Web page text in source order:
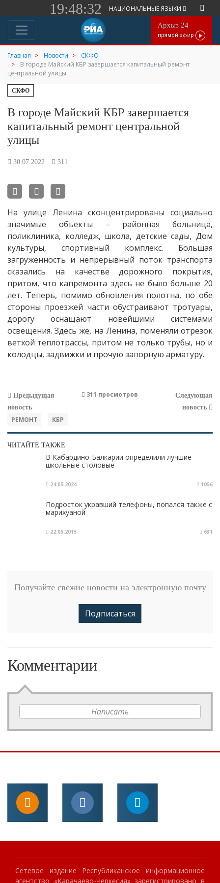
19:48:32 НАЦИОНАЛЬНЫЕ ЯЗЫКИ
Архыз 24
прямой эфир
Главная Новости
СКФО
В городе Майский КБР завершается капитальный ремонт
центральной улицы
СКФО
В городе Майский КБР завершается
капитальный ремонт центральной
улицы
30.07.2022 311
На улице Ленина сконцентрированы социально
значимые объекты – районная больница,
поликлиника, колледж, школа, детские сады, Дом
культуры, спортивный комплекс. Большая
загруженность и непрерывный поток транспорта
сказались на качестве дорожного покрытия,
притом, что капремонта здесь не было больше 20
лет. Теперь, помимо обновления полотна, по обе
стороны проезжей части обустраивают тротуары,
дорогу оснащают новейшими системами
освещения. Здесь же, на Ленина, поменяли отрезок
ветхой теплотрассы, притом не только трубы, но и
колодцы, задвижки и прочую запорную арматуру.
Предыдущая
новость
311 просмотров
Следующая
новость
РЕМОНТ КБР
ЧИТАЙТЕ ТАКЖЕ
В Кабардино-Балкарии определили лучшие
школьные столовые
24.05.2024 1056
Подросток укравший телефоны, попался также с
марихуаной
22.05.2015 631
Получайте свежие новости на электронную почту
Подписаться
Комментарии
Написать
Сетевое издание Республиканское информационное
агентство «Карачаево-Черкесия» зарегистрировано в